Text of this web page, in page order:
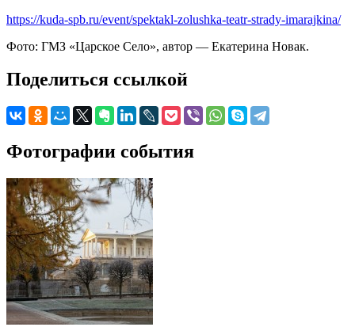
https://kuda-spb.ru/event/spektakl-zolushka-teatr-strady-imarajkina/
Фото: ГМЗ «Царское Село», автор — Екатерина Новак.
Поделиться ссылкой
Фотографии события